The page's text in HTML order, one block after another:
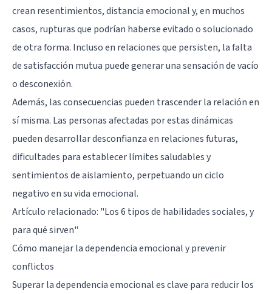
crean resentimientos, distancia emocional y, en muchos
casos, rupturas que podrían haberse evitado o solucionado
de otra forma. Incluso en relaciones que persisten, la falta
de satisfacción mutua puede generar una sensación de vacío
o desconexión.
Además, las consecuencias pueden trascender la relación en
sí misma. Las personas afectadas por estas dinámicas
pueden desarrollar desconfianza en relaciones futuras,
dificultades para establecer límites saludables y
sentimientos de aislamiento, perpetuando un ciclo
negativo en su vida emocional.
Artículo relacionado: "Los 6 tipos de habilidades sociales, y
para qué sirven"
Cómo manejar la dependencia emocional y prevenir
conflictos
Superar la dependencia emocional es clave para reducir los